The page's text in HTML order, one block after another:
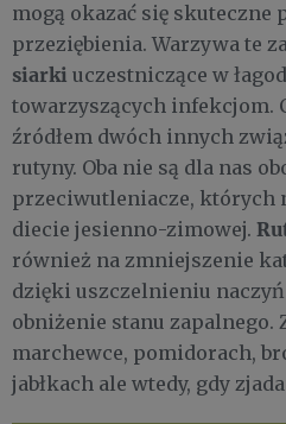
mogą okazać się skuteczne
przeziębienia. Warzywa te
siarki uczestniczące w
towarzyszących infekcjom.
źródłem dwóch innych
rutyny. Oba nie są dla nas
przeciwutleniacze, których
diecie jesienno-zimowej.
również na zmniejszenie
dzięki uszczelnieniu
obniżenie stanu zapalnego.
marchewce, pomidorach,
jabłkach ale wtedy, gdy